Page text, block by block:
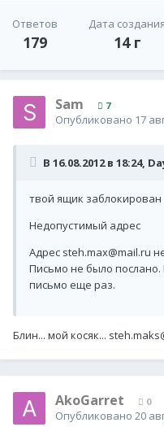
Ответов
179
Дата создания
14 г
Sam 7
Опубликовано 17
В 16.08.2012 в 18:24,
твой ящик заблокирован
Недопустимый адрес
Адрес steh.max@mail.ru
Письмо не было
письмо еще раз.
Блин... мой косяк...
AkoGarret 0
Опубликовано 20